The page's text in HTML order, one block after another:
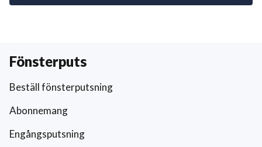
Fönsterputs
Beställ fönsterputsning
Abonnemang
Engångsputsning